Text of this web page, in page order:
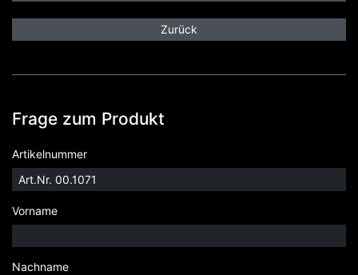
Zurück
Frage zum Produkt
Artikelnummer
Vorname
Nachname